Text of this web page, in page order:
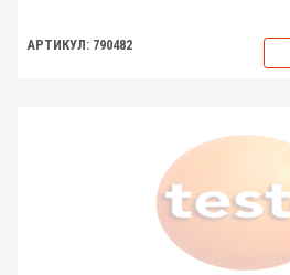
АРТИКУЛ: 790482